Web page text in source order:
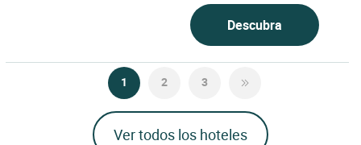
Descubra
1 2 3
Ver todos los hoteles